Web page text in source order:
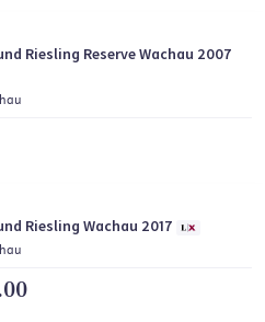
Riesling Reserve Wachau 2007
Riesling Wachau 2017